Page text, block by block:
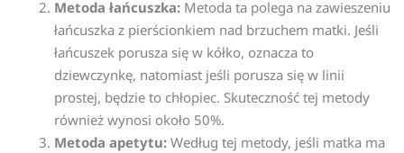
Metoda łańcuszka: Metoda ta polega na zawieszeniu
łańcuszka z pierścionkiem nad brzuchem matki. Jeśli
łańcuszek porusza się w kółko, oznacza to
dziewczynkę, natomiast jeśli porusza się w linii
prostej, będzie to chłopiec. Skuteczność tej metody
również wynosi około 50%.
Metoda apetytu: Według tej metody, jeśli matka ma